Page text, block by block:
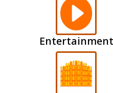
Entertainment